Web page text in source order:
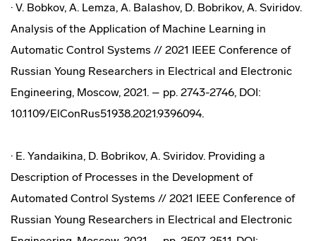
· V. Bobkov, A. Lemza, A. Balashov, D. Bobrikov, A. Sviridov.
Analysis of the Application of Machine Learning in
Automatic Control Systems // 2021 IEEE Conference of
Russian Young Researchers in Electrical and Electronic
Engineering, Moscow, 2021. – pp. 2743-2746, DOI:
10.1109/ElConRus51938.2021.9396094.
· E. Yandaikina, D. Bobrikov, A. Sviridov. Providing a
Description of Processes in the Development of
Automated Control Systems // 2021 IEEE Conference of
Russian Young Researchers in Electrical and Electronic